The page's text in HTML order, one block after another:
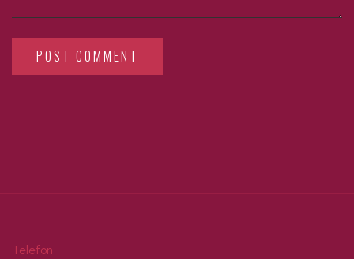
POST COMMENT
Telefon